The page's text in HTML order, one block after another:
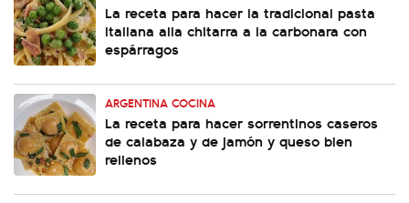
La receta para hacer la tradicional pasta
italiana alla chitarra a la carbonara con
espárragos
ARGENTINA COCINA
La receta para hacer sorrentinos caseros
de calabaza y de jamón y queso bien
rellenos